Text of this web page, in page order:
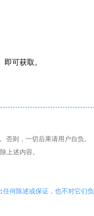
可获取。
则，一切后果请用户自负。
上述内容。
何陈述或保证，也不对它们负